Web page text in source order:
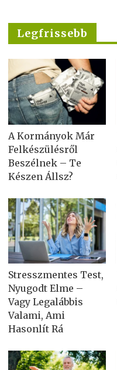
Legfrissebb
A Kormányok Már
Felkészülésről
Beszélnek – Te
Készen Állsz?
Stresszmentes Test,
Nyugodt Elme –
Vagy Legalábbis
Valami, Ami
Hasonlít Rá